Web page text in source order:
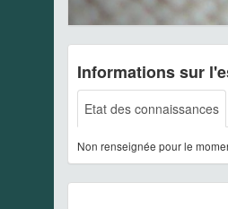
Informations sur
Etat des connaissances
Non renseignée pour le